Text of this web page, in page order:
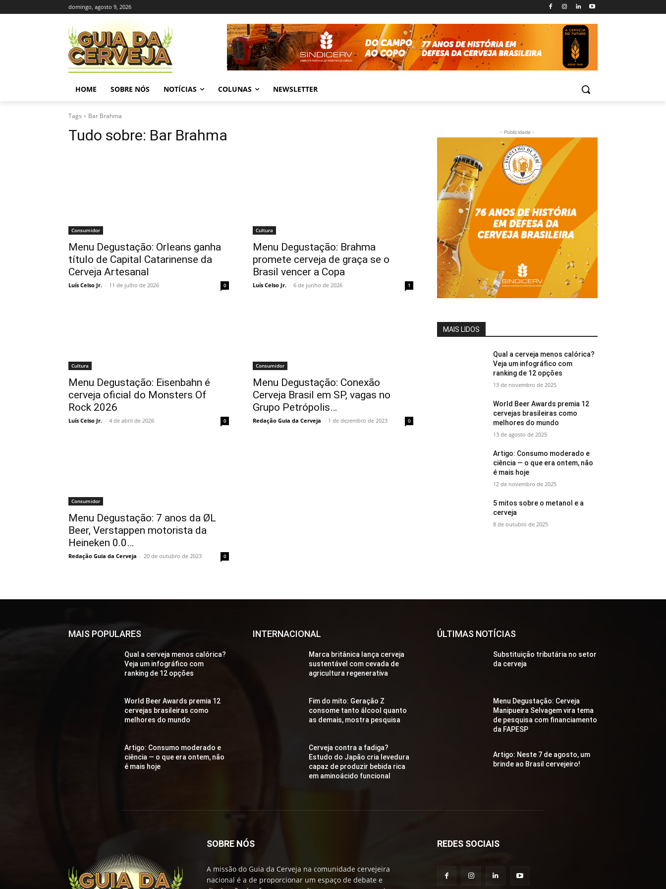
domingo, agosto 9, 2026
HOME SOBRE NÓS NOTÍCIAS COLUNAS NEWSLETTER
Tags Bar Brahma
Tudo sobre: Bar Brahma
Consumidor
Menu Degustação: Orleans ganha
título de Capital Catarinense da
Cerveja Artesanal
Luís Celso Jr. - 11 de julho de 2026 0
Cultura
Menu Degustação: Brahma
promete cerveja de graça se o
Brasil vencer a Copa
Luís Celso Jr. - 6 de junho de 2026 1
Cultura
Menu Degustação: Eisenbahn é
cerveja oficial do Monsters Of
Rock 2026
Luís Celso Jr. - 4 de abril de 2026 0
Consumidor
Menu Degustação: Conexão
Cerveja Brasil em SP, vagas no
Grupo Petrópolis…
Redação Guia da Cerveja - 1 de dezembro de 2023 0
Consumidor
Menu Degustação: 7 anos da ØL
Beer, Verstappen motorista da
Heineken 0.0…
Redação Guia da Cerveja - 20 de outubro de 2023 0
- Publicidade -
MAIS LIDOS
Qual a cerveja menos calórica?
Veja um infográfico com
ranking de 12 opções
13 de novembro de 2025
World Beer Awards premia 12
cervejas brasileiras como
melhores do mundo
13 de agosto de 2025
Artigo: Consumo moderado e
ciência — o que era ontem, não
é mais hoje
12 de novembro de 2025
5 mitos sobre o metanol e a
cerveja
8 de outubro de 2025
MAIS POPULARES
Qual a cerveja menos calórica?
Veja um infográfico com
ranking de 12 opções
World Beer Awards premia 12
cervejas brasileiras como
melhores do mundo
Artigo: Consumo moderado e
ciência — o que era ontem, não
é mais hoje
INTERNACIONAL
Marca britânica lança cerveja
sustentável com cevada de
agricultura regenerativa
Fim do mito: Geração Z
consome tanto álcool quanto
as demais, mostra pesquisa
Cerveja contra a fadiga?
Estudo do Japão cria levedura
capaz de produzir bebida rica
em aminoácido funcional
ÚLTIMAS NOTÍCIAS
Substituição tributária no setor
da cerveja
Menu Degustação: Cerveja
Manipueira Selvagem vira tema
de pesquisa com financiamento
da FAPESP
Artigo: Neste 7 de agosto, um
brinde ao Brasil cervejeiro!
SOBRE NÓS
A missão do Guia da Cerveja na comunidade cervejeira
nacional é a de proporcionar um espaço de debate e
REDES SOCIAIS